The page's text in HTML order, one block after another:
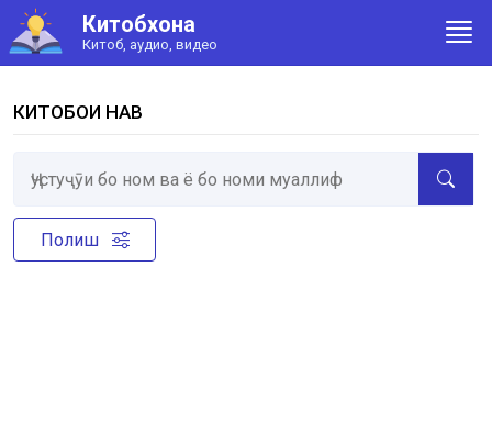
Китобхона
Китоб, аудио, видео
КИТОБҲОИ НАВ
Полиш